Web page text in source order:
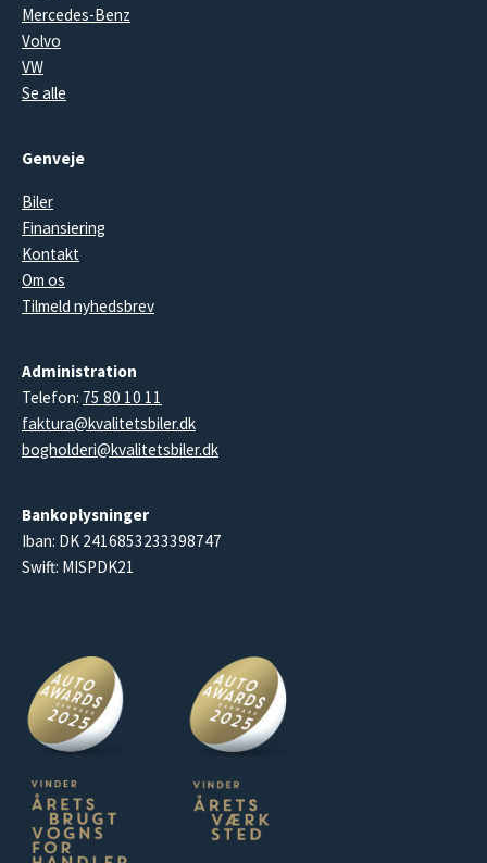
Mercedes-Benz
Volvo
VW
Se alle
Genveje
Biler
Finansiering
Kontakt
Om os
Tilmeld nyhedsbrev
Administration
Telefon: 75 80 10 11
faktura@kvalitetsbiler.dk
bogholderi@kvalitetsbiler.dk
Bankoplysninger
Iban: DK 2416853233398747
Swift: MISPDK21